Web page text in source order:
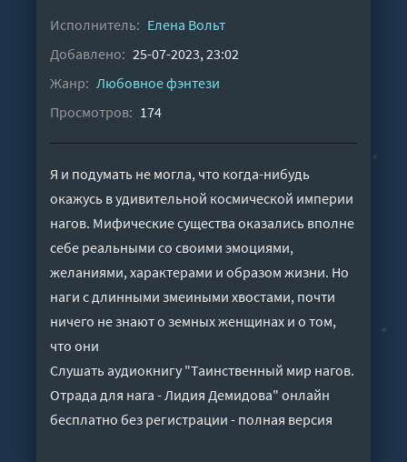
Исполнитель: Елена Вольт
Добавлено: 25-07-2023, 23:02
Жанр: Любовное фэнтези
Просмотров: 174
Я и подумать не могла, что когда-нибудь
окажусь в удивительной космической империи
нагов. Мифические существа оказались вполне
себе реальными со своими эмоциями,
желаниями, характерами и образом жизни. Но
наги с длинными змеиными хвостами, почти
ничего не знают о земных женщинах и о том,
что они
Слушать аудиокнигу "Таинственный мир нагов.
Отрада для нага - Лидия Демидова" онлайн
бесплатно без регистрации - полная версия